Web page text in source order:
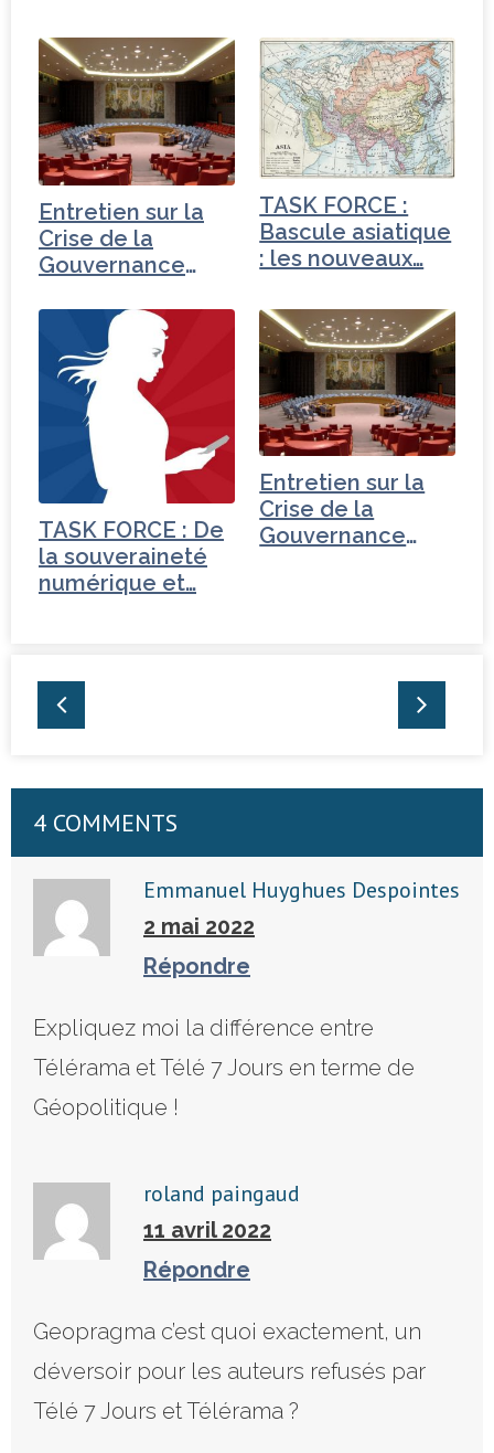
Entretien sur la
Crise de la
Gouvernance
Turquie
TASK FORCE :
Bascule asiatique
: les nouveaux…
TASK FORCE : De
la souveraineté
numérique et…
Entretien sur la
Crise de la
Gouvernance
4 COMMENTS
Emmanuel Huyghues Despointes
2 mai 2022
Répondre
Expliquez moi la différence entre
Télérama et Télé 7 Jours en terme de
Géopolitique !
roland paingaud
11 avril 2022
Répondre
Geopragma c’est quoi exactement, un
déversoir pour les auteurs refusés par
Télé 7 Jours et Télérama ?